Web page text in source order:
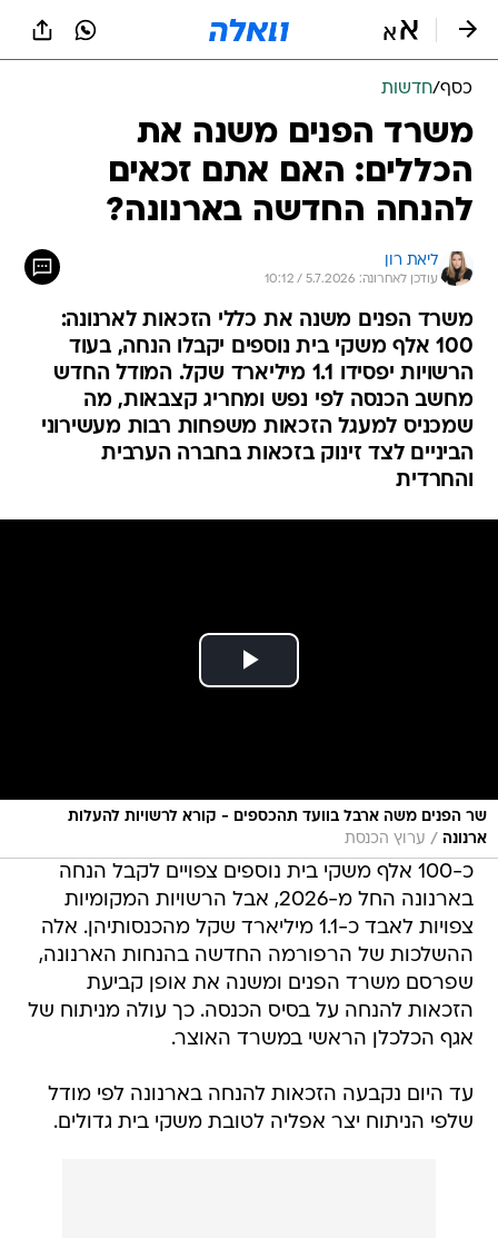
כסף/חדשות
משרד הפנים משנה את
הכללים: האם אתם זכאים
להנחה החדשה בארנונה?
ליאת רון
עודכן לאחרונה: 5.7.2026 / 10:12
משרד הפנים משנה את כללי הזכאות לארנונה:
100 אלף משקי בית נוספים יקבלו הנחה, בעוד
הרשויות יפסידו 1.1 מיליארד שקל. המודל החדש
מחשב הכנסה לפי נפש ומחריג קצבאות, מה
שמכניס למעגל הזכאות משפחות רבות מעשירוני
הביניים לצד זינוק בזכאות בחברה הערבית
והחרדית
שר הפנים משה ארבל בוועד תהכספים - קורא לרשויות להעלות
ארנונה / ערוץ הכנסת
כ-100 אלף משקי בית נוספים צפויים לקבל הנחה
בארנונה החל מ-2026, אבל הרשויות המקומיות
צפויות לאבד כ-1.1 מיליארד שקל מהכנסותיהן. אלה
ההשלכות של הרפורמה החדשה בהנחות הארנונה,
שפרסם משרד הפנים ומשנה את אופן קביעת
הזכאות להנחה על בסיס הכנסה. כך עולה מניתוח של
אגף הכלכלן הראשי במשרד האוצר.
עד היום נקבעה הזכאות להנחה בארנונה לפי מודל
שלפי הניתוח יצר אפליה לטובת משקי בית גדולים.